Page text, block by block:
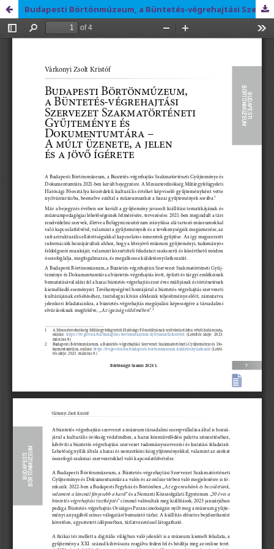
Budapesti Börtönmúzeum, a Büntetés-végrehajtási Szervezet Szakmatörténeti Gyűjteménye és Dokumentumtára – A múlt üzenete, a jelen és a jövő ígérete